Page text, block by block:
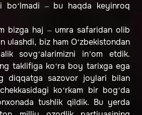
bo‘lmadi – bu haqda keyinroq
bizga haj – umra safaridan olib
ulashdi, biz ham O‘zbekistondan
sovg‘alarimizni in’om etdik.
taklifiga ko‘ra boy tarixga ega
diqqatga sazovor joylari bilan
ko‘rkam bir bog‘da
tushlik qildik. Bu yerda